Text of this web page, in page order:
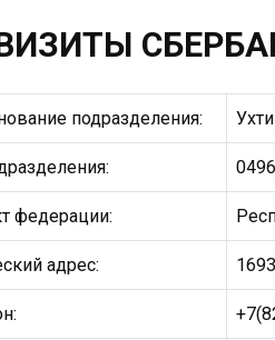
подразделения:
федерации:
адрес: